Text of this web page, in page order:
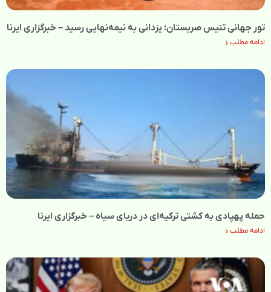
تور جهانی تنیس صربستان؛ یزدانی به نیمه‌نهایی رسید – خبرگزاری ایرنا
ادامه مطلب »
حمله پهپادی به کشتی ترکیه‌ای در دریای سیاه – خبرگزاری ایرنا
ادامه مطلب »